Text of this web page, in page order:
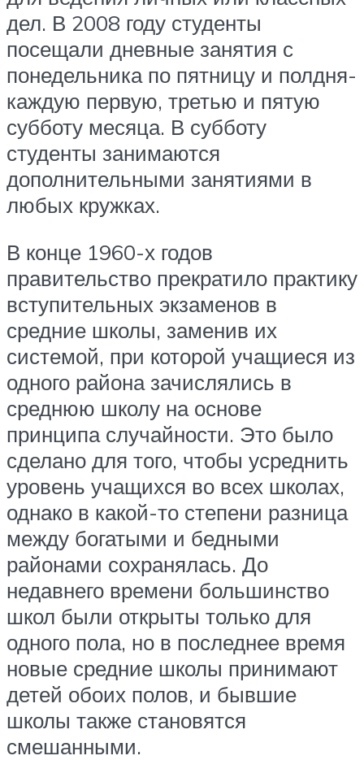
дел. В 2008 году студенты
посещали дневные занятия с
понедельника по пятницу и полдня-
каждую первую, третью и пятую
субботу месяца. В субботу
студенты занимаются
дополнительными занятиями в
любых кружках.
В конце 1960-х годов
правительство прекратило практику
вступительных экзаменов в
средние школы, заменив их
системой, при которой учащиеся из
одного района зачислялись в
среднюю школу на основе
принципа случайности. Это было
сделано для того, чтобы усреднить
уровень учащихся во всех школах,
однако в какой-то степени разница
между богатыми и бедными
районами сохранялась. До
недавнего времени большинство
школ были открыты только для
одного пола, но в последнее время
новые средние школы принимают
детей обоих полов, и бывшие
школы также становятся
смешанными.